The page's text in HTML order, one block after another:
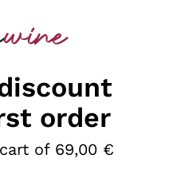
order
of 69,00 €